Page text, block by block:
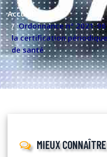
Accueil
Ordonnance n° 2021-
la certification
de santé
MIEUX CONNAÎTRE